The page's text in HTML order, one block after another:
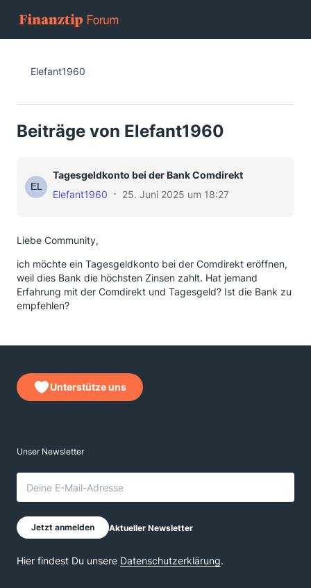
Elefant1960
Beiträge von Elefant1960
Tagesgeldkonto bei der Bank Comdirekt
Elefant1960
25. Juni 2025 um 18:27
Liebe Community,
ich möchte ein Tagesgeldkonto bei der Comdirekt eröffnen,
weil dies Bank die höchsten Zinsen zahlt. Hat jemand
Erfahrung mit der Comdirekt und Tagesgeld? Ist die Bank zu
empfehlen?
Unterstütze uns